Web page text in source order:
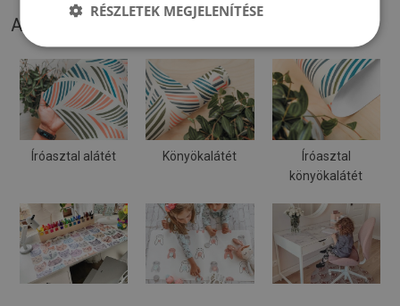
A TERMÉKÜNK KÉPEI
Íróasztal alátét Könyökalátét
Íróasztal
könyökalátét
RÉSZLETEK MEGJELENÍTÉSE